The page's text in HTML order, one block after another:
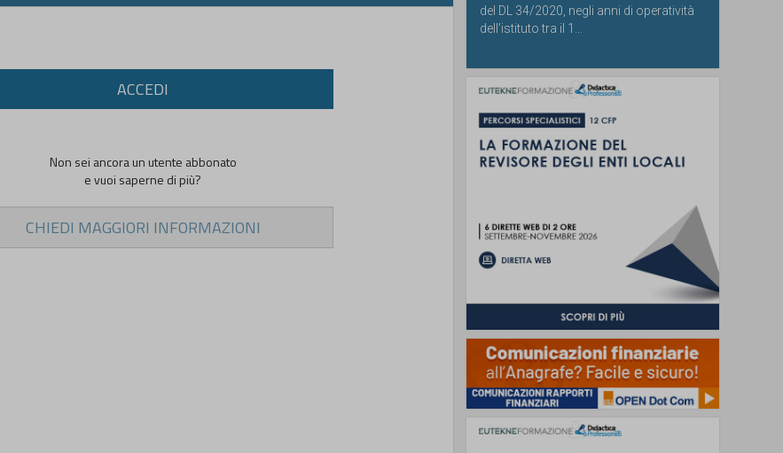
ACCEDI
Non sei ancora un utente abbonato
e vuoi saperne di più?
CHIEDI MAGGIORI INFORMAZIONI
del DL 34/2020, negli anni di operatività
dell’istituto tra il 1...